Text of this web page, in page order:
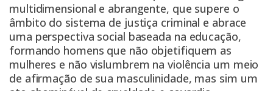
multidimensional e abrangente, que supere o
âmbito do sistema de justiça criminal e abrace
uma perspectiva social baseada na educação,
formando homens que não objetifiquem as
mulheres e não vislumbrem na violência um meio
de afirmação de sua masculinidade, mas sim um